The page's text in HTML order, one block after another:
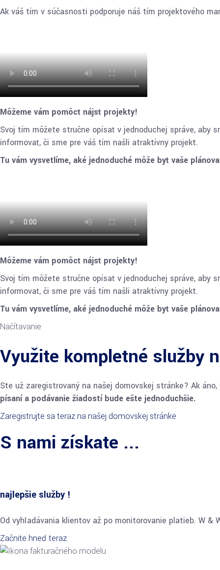
Ak váš tím v súčasnosti podporuje náš tím projektového
Môžeme vám pomôcť nájsť projekty!
Svoj tím môžete stručne opísať v jednoduchej správe, aby
informovať, či sme pre váš tím našli atraktívny projekt.
Tu vám vysvetlíme, aké jednoduché môže byť vaše
Môžeme vám pomôcť nájsť projekty!
Svoj tím môžete stručne opísať v jednoduchej správe, aby
informovať, či sme pre váš tím našli atraktívny projekt.
Tu vám vysvetlíme, aké jednoduché môže byť vaše
Načítavanie
Využite kompletné služby
Ste už zaregistrovaný na našej domovskej stránke? Ak
písaní a podávanie žiadostí bude ešte jednoduchšie.
Zaregistrujte sa teraz na našej domovskej stránke
S nami získate ...
najlepšie služby !
Od vyhľadávania klientov až po monitorovanie platieb. W &
Začnite hneď teraz